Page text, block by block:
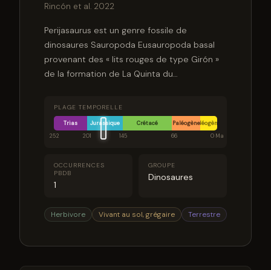
Rincón et al. 2022
Perijasaurus est un genre fossile de
dinosaures Sauropoda Eusauropoda basal
provenant des « lits rouges de type Girón »
de la formation de La Quinta du
Colombie. L'espèce type est Perijasaurus
lapaz. Il vivait à la limite entre le Toarcien et
l'Alénien, il y a environ 175 millions d'années,
PLAGE TEMPORELLE
Trias Jurassique Crétacé PaléogèneNéogène
252
201 145 66 0 Ma
OCCURRENCES
PBDB
1
GROUPE
Dinosaures
Herbivore Vivant au sol, grégaire Terrestre